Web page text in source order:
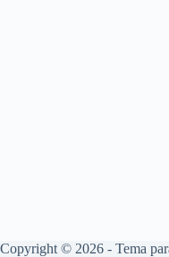
Copyright © 2026 - Tema